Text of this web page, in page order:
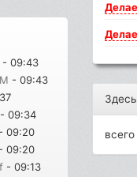
- 09:43
- 09:43
- 09:34
- 09:20
- 09:20
- 09:13